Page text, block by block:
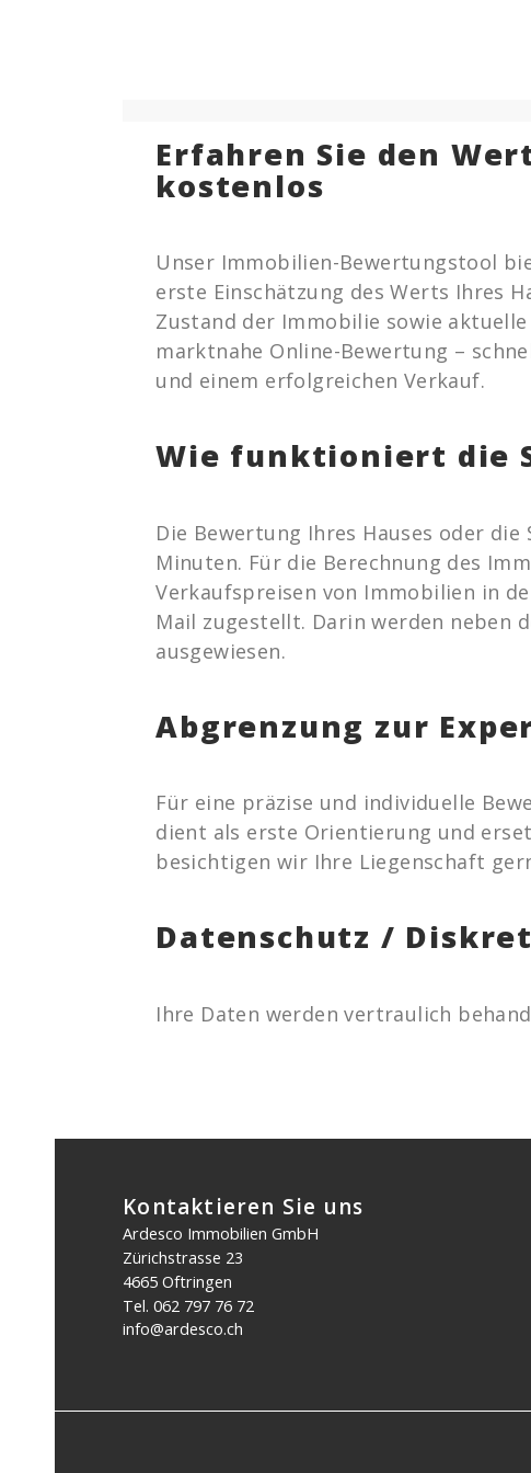
Erfahren Sie den
kostenlos
Unser Immobilien-Bewertungstool
erste Einschätzung des Werts Ihres
Zustand der Immobilie sowie
marktnahe Online-Bewertung –
und einem erfolgreichen Verkauf.
Wie funktioniert die
Die Bewertung Ihres Hauses oder
Minuten. Für die Berechnung des
Verkaufspreisen von Immobilien in
Mail zugestellt. Darin werden neben
ausgewiesen.
Abgrenzung zur
Für eine präzise und individuelle
dient als erste Orientierung und
besichtigen wir Ihre Liegenschaft
Datenschutz /
Ihre Daten werden vertraulich
Kontaktieren Sie uns
Ardesco Immobilien GmbH
Zürichstrasse 23
4665 Oftringen
Tel. 062 797 76 72
info@ardesco.ch